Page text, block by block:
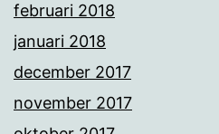
februari 2018
januari 2018
december 2017
november 2017